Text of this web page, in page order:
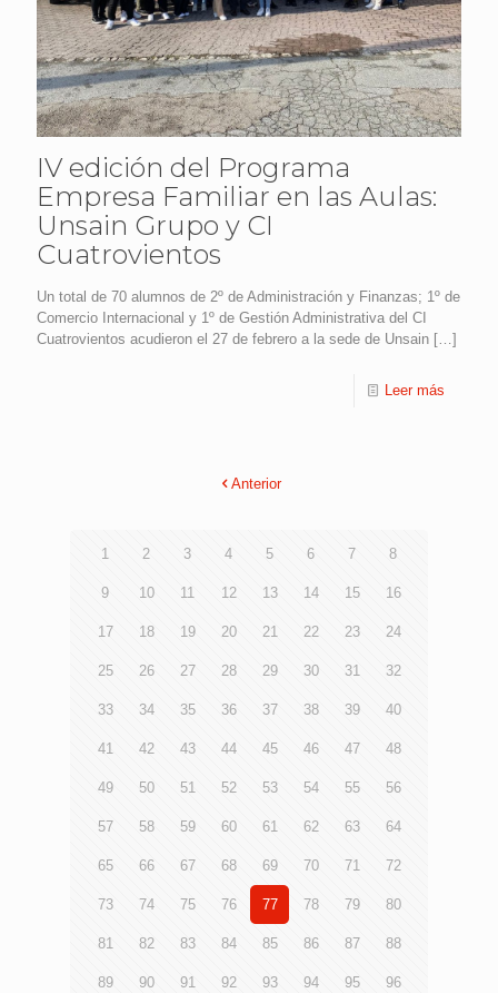
IV edición del Programa
Empresa Familiar en las Aulas:
Unsain Grupo y CI
Cuatrovientos
Un total de 70 alumnos de 2º de Administración y Finanzas; 1º de
Comercio Internacional y 1º de Gestión Administrativa del CI
Cuatrovientos acudieron el 27 de febrero a la sede de Unsain […]
Leer más
Anterior
1 2 3 4 5 6 7 8
9 10 11 12 13 14 15 16
17 18 19 20 21 22 23 24
25 26 27 28 29 30 31 32
33 34 35 36 37 38 39 40
41 42 43 44 45 46 47 48
49 50 51 52 53 54 55 56
57 58 59 60 61 62 63 64
65 66 67 68 69 70 71 72
73 74 75 76 77 78 79 80
81 82 83 84 85 86 87 88
89 90 91 92 93 94 95 96